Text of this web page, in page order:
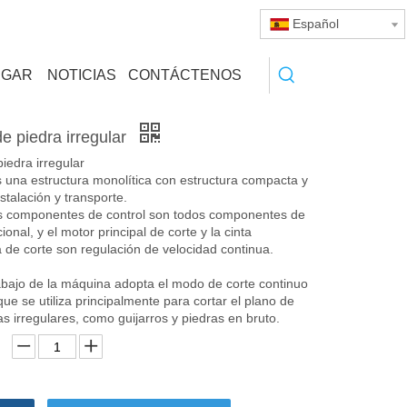
Español
NOTICIAS CONTÁCTENOS
piedra irregular
irregular
una estructura monolítica con estructura compacta y
y transporte.
componentes de control son todos componentes de
y el motor principal de corte y la cinta
corte son regulación de velocidad continua.
de la máquina adopta el modo de corte continuo
se utiliza principalmente para cortar el plano de
irregulares, como guijarros y piedras en bruto.